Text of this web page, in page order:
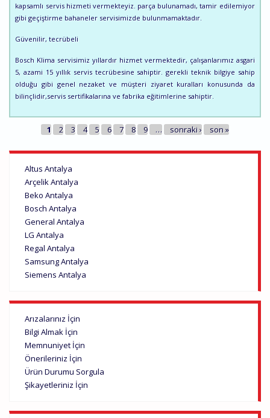
kapsamlı servis hizmeti vermekteyiz. parça bulunamadı, tamir edilemiyor
gibi geçiştirme bahaneler servisimizde bulunmamaktadır.
Güvenilir, tecrübeli
Bosch Klima servisimiz yıllardır hizmet vermektedir, çalışanlarımız asgari
5, azami 15 yıllık servis tecrübesine sahiptir. gerekli teknik bilgiye sahip
olduğu gibi genel nezaket ve müşteri ziyaret kuralları konusunda da
bilinçlidir,servis sertifikalarına ve fabrika eğitimlerine sahiptir.
SAYFALAR
1 2 3 4 5 6 7 8 9 … sonraki › son »
Altus Antalya
Arçelik Antalya
Beko Antalya
Bosch Antalya
General Antalya
LG Antalya
Regal Antalya
Samsung Antalya
Siemens Antalya
Arızalarınız İçin
Bilgi Almak İçin
Memnuniyet İçin
Önerileriniz İçin
Ürün Durumu Sorgula
Şikayetleriniz İçin